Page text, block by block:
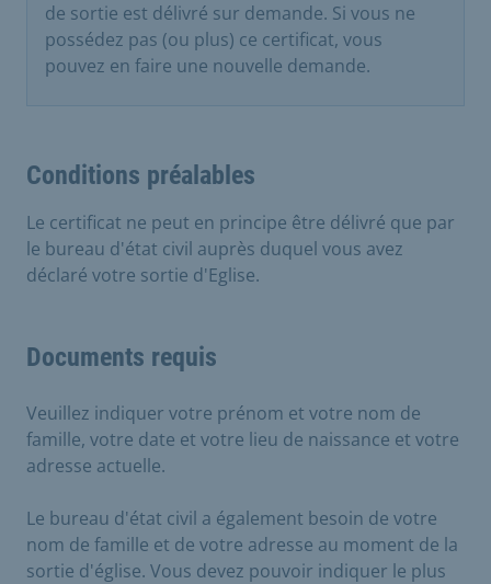
de sortie est délivré sur demande. Si vous ne
possédez pas (ou plus) ce certificat, vous
pouvez en faire une nouvelle demande.
Conditions préalables
Le certificat ne peut en principe être délivré que par
le bureau d'état civil auprès duquel vous avez
déclaré votre sortie d'Eglise.
Documents requis
Veuillez indiquer votre prénom et votre nom de
famille, votre date et votre lieu de naissance et votre
adresse actuelle.
Le bureau d'état civil a également besoin de votre
nom de famille et de votre adresse au moment de la
sortie d'église. Vous devez pouvoir indiquer le plus